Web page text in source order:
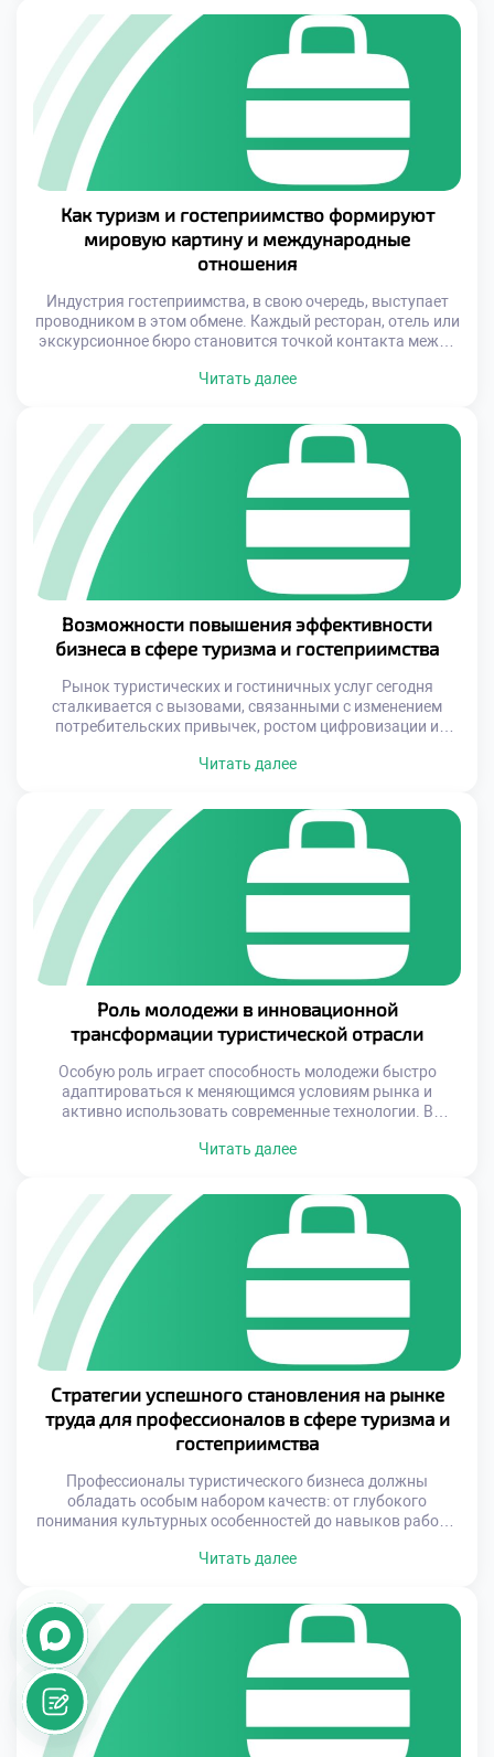
у студентов. Успешный специалист не только должен
знать основы управления и маркетинга, но и уметь
адаптироваться к многообразным требованиям […]
Как туризм и гостеприимство формируют
мировую картину и международные
отношения
Индустрия гостеприимства, в свою очередь, выступает
проводником в этом обмене. Каждый ресторан, отель или
экскурсионное бюро становится точкой контакта между
складывается первое впечатление о стране, её уровне
сфера услуг играет ключевую роль в формировании
имиджа государства на международной арене. В условиях
Читать далее
Возможности повышения эффективности
бизнеса в сфере туризма и гостеприимства
Рынок туристических и гостиничных услуг сегодня
сталкивается с вызовами, связанными с изменением
потребительских привычек, ростом цифровизации и
стандартам. Успешные компании уже давно поняли:
системного подхода к развитию. Это включает в себя как
внедрение современных технологий, так и постоянное
обучение персонала, а также ориентацию на устойчивое
развитие […]
Читать далее
Роль молодежи в инновационной
трансформации туристической отрасли
Особую роль играет способность молодежи быстро
адаптироваться к меняющимся условиям рынка и
активно использовать современные технологии. В
молодые профессионалы демонстрируют высокую
инициатив. Это создает уникальные возможности для
качественного обновления всей отрасли. Подготовка
квалифицированных специалистов становится ключевым
фактором успешного развития туристической индустрии.
Образовательные учреждения, предлагающие […]
Читать далее
Стратегии успешного становления на рынке
труда для профессионалов в сфере туризма и
гостеприимства
Профессионалы туристического бизнеса должны
обладать особым набором качеств: от глубокого
понимания культурных особенностей до навыков работы
конкуренции важно заранее подготовиться к поиску
Это особенно актуально для тех, кто планирует связать
свою жизнь с туристическим бизнесом. Особое значение
имеет выбор правильного образовательного учреждения,
[…]
Читать далее